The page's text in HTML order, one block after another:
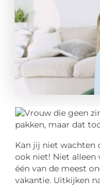
Kan jij niet wachten
ook niet! Niet alleen
één van de meest
vakantie. Uitkijken